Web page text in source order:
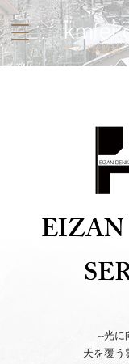
kmfei
​ナマズ鯰鯰鯰
--光に
天を覆う